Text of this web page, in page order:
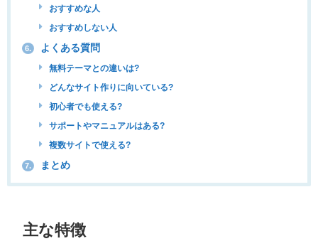
おすすめな人
おすすめしない人
6. よくある質問
無料テーマとの違いは?
どんなサイト作りに向いている?
初心者でも使える?
サポートやマニュアルはある?
複数サイトで使える?
7. まとめ
主な特徴